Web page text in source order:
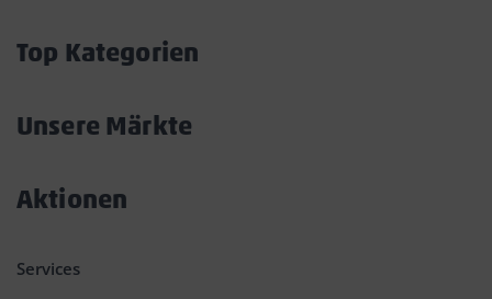
Top Kategorien
Unsere Märkte
Aktionen
Services